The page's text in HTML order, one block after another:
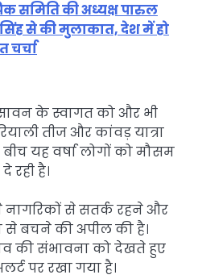
समिति की अध्यक्ष पारुल
सिंह से की मुलाकात, देश में हो
चर्चा
के स्वागत को और भी
तीज और कांवड़ यात्रा
यह वर्षा लोगों को मौसम
है।
नागरिकों से सतर्क रहने और
से बचने की अपील की है।
की संभावना को देखते हुए
पर रखा गया है।